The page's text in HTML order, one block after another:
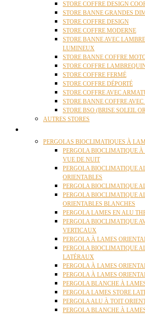
STORE COFFRE DESIGN
STORE BANNE GRANDES
STORE COFFRE DESIGN
STORE COFFRE MODERNE
STORE BANNE AVEC
LUMINEUX
STORE BANNE COFFRE
STORE COFFRE
STORE COFFRE FERMÉ
STORE COFFRE DÉPORTÉ
STORE COFFRE AVEC
STORE BANNE COFFRE
STORE BSO (BRISE SOLEIL
AUTRES STORES
PERGOLAS BIOCLIMATIQUES À
PERGOLA BIOCLIMATIQUE
VUE DE NUIT
PERGOLA BIOCLIMATIQUE
ORIENTABLES
PERGOLA BIOCLIMATIQUE
PERGOLA BIOCLIMATIQUE
ORIENTABLES BLANCHES
PERGOLA LAMES EN ALU
PERGOLA BIOCLIMATIQUE
VERTICAUX
PERGOLA À LAMES
PERGOLA BIOCLIMATIQUE
LATÉRAUX
PERGOLA À LAMES
PERGOLA À LAMES
PERGOLA BLANCHE À
PERGOLA LAMES STORE
PERGOLA ALU À TOIT
PERGOLA BLANCHE À